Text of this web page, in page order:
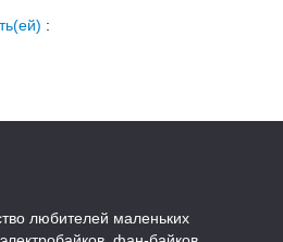
:
любителей маленьких